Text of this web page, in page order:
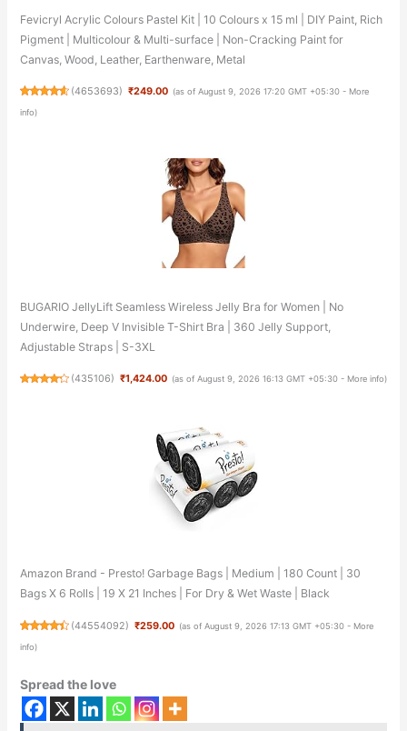
Fevicryl Acrylic Colours Pastel Kit | 10 Colours x 15 ml | DIY Paint, Rich
Pigment | Multicolour & Multi-surface | Non-Cracking Paint for
Canvas, Wood, Leather, Earthenware, Metal
(4653693) ₹249.00 (as of August 9, 2026 17:20 GMT +05:30 - More
info)
BUGARIO JellyLift Seamless Wireless Jelly Bra for Women | No
Underwire, Deep V Invisible T-Shirt Bra | 360 Jelly Support,
Adjustable Straps | S-3XL
(435106) ₹1,424.00 (as of August 9, 2026 16:13 GMT +05:30 - More info)
Amazon Brand - Presto! Garbage Bags | Medium | 180 Count | 30
Bags X 6 Rolls | 19 X 21 Inches | For Dry & Wet Waste | Black
(44554092) ₹259.00 (as of August 9, 2026 17:13 GMT +05:30 - More
info)
Spread the love